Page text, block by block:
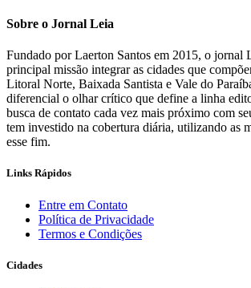
Sobre o Jornal Leia
Fundado por Laerton Santos em 2015, o jornal
principal missão integrar as cidades que
Litoral Norte, Baixada Santista e Vale do
diferencial o olhar crítico que define a linha
busca de contato cada vez mais próximo com
tem investido na cobertura diária, utilizando as
esse fim.
Links Rápidos
Entre em Contato
Política de Privacidade
Termos e Condições
Cidades